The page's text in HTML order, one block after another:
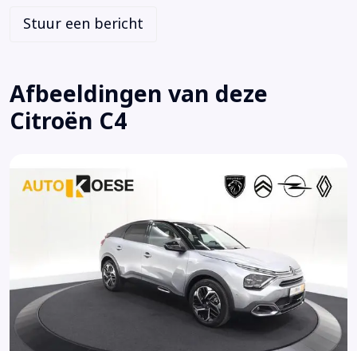
Bluetooth telefoonvoorbereiding
Buitenspiegels elektrisch inklapbaar
Buitenspiegels elektrisch verstelbaar
Comfortstoel(en)
Dimlichten automatisch
Draadloze telefoonlader
Elektrische ramen achter
Elektrische ramen voor
Elektronische remkrachtverdeling
Elektronisch Stabiliteits Programma
Stuur een bericht
Afbeeldingen van deze
Citroën C4